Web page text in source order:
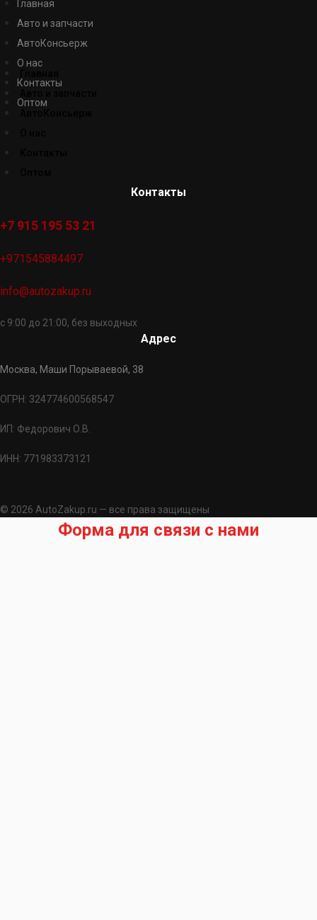
Главная
Авто и запчасти
АвтоКонсьерж
О нас
Контакты
Оптом
Контакты
+7 915 195 53 21
+971545884497
info@autozakup.ru
с 9:00 до 21:00, без выходных
Адрес
Москва, Маши Порываевой, 38
ОГРН: 324774600568547
ИП: Федорович О.В.
ИНН: 771983373121
© 2026 AutoZakup.ru — все права защищены
Форма для связи с нами